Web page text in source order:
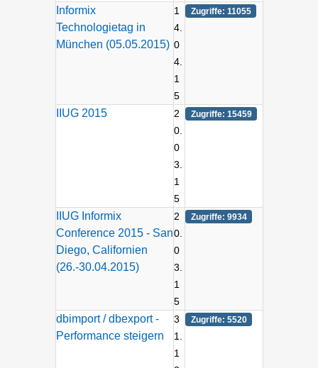
Informix
Technologietag in
München (05.05.2015)
1
4.
0
4.
1
5
Zugriffe: 11055
IIUG 2015
2
0.
0
3.
1
5
Zugriffe: 15459
IIUG Informix
Conference 2015 - San
Diego, Californien
(26.-30.04.2015)
2
0.
0
3.
1
5
Zugriffe: 9934
dbimport / dbexport -
Performance steigern
3
1.
1
Zugriffe: 5520